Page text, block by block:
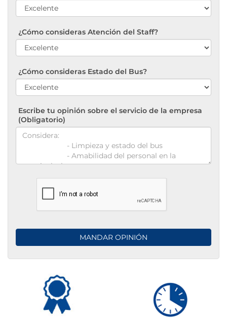
¿Cómo consideras Atención del Staff?
¿Cómo consideras Estado del Bus?
Escribe tu opinión sobre el servicio de la empresa
(Obligatorio)